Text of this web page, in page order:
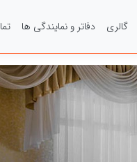
گالری دفاتر و نمایندگی ها